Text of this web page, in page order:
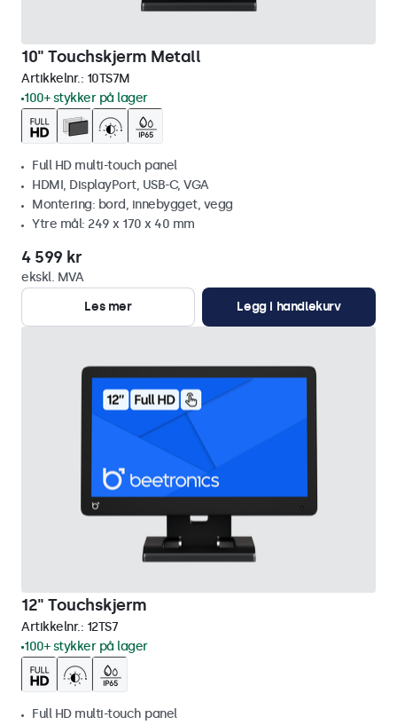
10" Touchskjerm Metall
Artikkelnr.: 10TS7M
100+ stykker på lager
Full HD multi-touch panel
HDMI, DisplayPort, USB-C, VGA
Montering: bord, innebygget, vegg
Ytre mål: 249 x 170 x 40 mm
4 599 kr
ekskl. MVA
Les mer
Legg i handlekurv
12" Touchskjerm
Artikkelnr.: 12TS7
100+ stykker på lager
Full HD multi-touch panel